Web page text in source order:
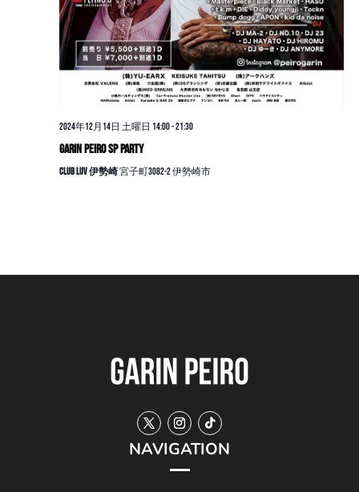
2024年12月14日 土曜日 14:00-21:30
Garin Peiro SP PARTY
CLUB LUV 伊勢崎宮子町3082-2 伊勢崎市
NAVIGATION